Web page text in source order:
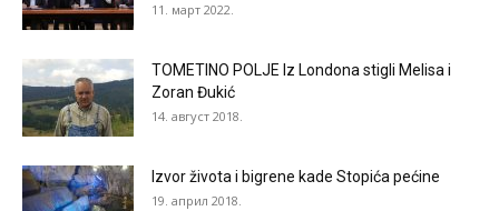
11. март 2022.
TOMETINO POLJE Iz Londona stigli Melisa i
Zoran Đukić
14. август 2018.
Izvor života i bigrene kade Stopića pećine
19. април 2018.